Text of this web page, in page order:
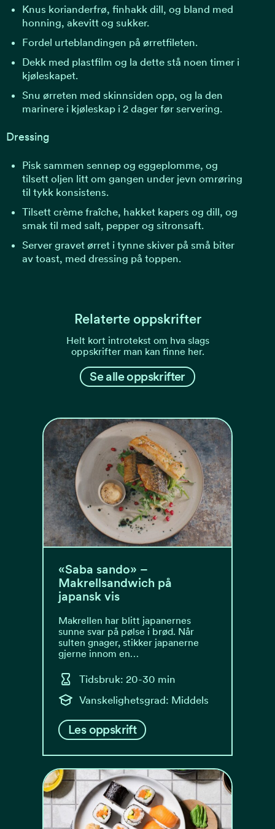
Knus korianderfrø, finhakk dill, og bland med
honning, akevitt og sukker.
Fordel urteblandingen på ørretfileten.
Dekk med plastfilm og la dette stå noen timer i
kjøleskapet.
Snu ørreten med skinnsiden opp, og la den
marinere i kjøleskap i 2 dager før servering.
Dressing
Pisk sammen sennep og eggeplomme, og
tilsett oljen litt om gangen under jevn omrøring
til tykk konsistens.
Tilsett crème fraîche, hakket kapers og dill, og
smak til med salt, pepper og sitronsaft.
Server gravet ørret i tynne skiver på små biter
av toast, med dressing på toppen.
Relaterte oppskrifter
Helt kort introtekst om hva slags
oppskrifter man kan finne her.
Se alle oppskrifter
«Saba sando» –
Makrellsandwich på
japansk vis
Makrellen har blitt japanernes
sunne svar på pølse i brød. Når
sulten gnager, stikker japanerne
gjerne innom en…
Tidsbruk: 20-30 min
Vanskelighetsgrad: Middels
Les oppskrift